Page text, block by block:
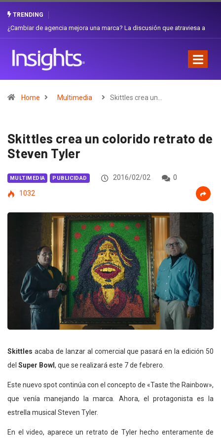
TRENDING
Gabriela Herrera y el arte de cambiarse el sombrero en Corporación
Home Multimedia Skittles crea un…
Skittles crea un colorido retrato de
Steven Tyler
MULTIMEDIA PUBLICIDAD 2016/02/02
0
1032
Skittles acaba de lanzar al comercial que pasará en la edición 50
del Super Bowl , que se realizará este 7 de febrero.
Este nuevo spot continúa con el concepto de «Taste the Rainbow»,
que venía manejando la marca. Ahora, el protagonista es la
estrella musical Steven Tyler.
En el video, aparece un retrato de Tyler hecho enteramente de